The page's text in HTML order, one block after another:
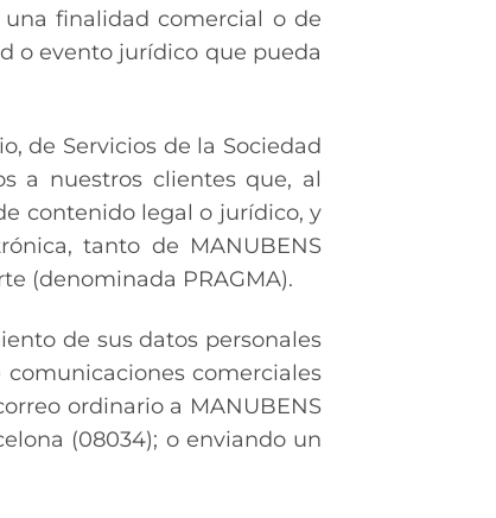
finalidad comercial o de
o evento jurídico que pueda
de Servicios de la Sociedad
a nuestros clientes que, al
contenido legal o jurídico, y
tanto de MANUBENS
(denominada PRAGMA).
de sus datos personales
comerciales
ordinario a MANUBENS
(08034); o enviando un